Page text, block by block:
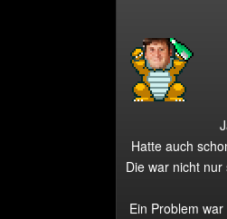
Hatte auch
Die war nicht
Ein Problem